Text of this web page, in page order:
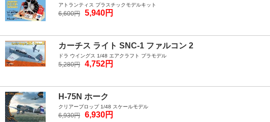
アトランティス プラスチックモデルキット
6,600円 5,940円
カーチス ライト SNC-1 ファルコン 2
ドラ ウイングス 1/48 エアクラフト プラモデル
5,280円 4,752円
H-75N ホーク
クリアープロップ 1/48 スケールモデル
6,930円 6,930円